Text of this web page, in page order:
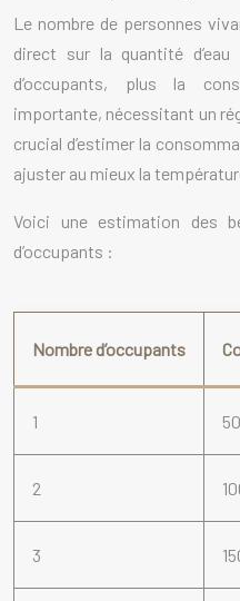
Le nombre de personnes
direct sur la quantité
d’occupants, plus la
importante, nécessitant un
crucial d’estimer la
ajuster au mieux la température
Voici une estimation des
d’occupants :
Nombre d’occupants
1 50
2
3